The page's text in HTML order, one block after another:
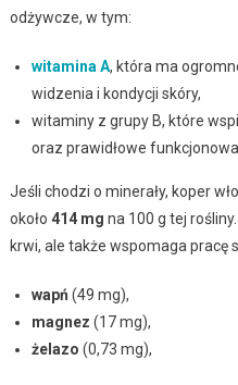
odżywcze, w tym:
witamina A, która ma
widzenia i kondycji skóry,
witaminy z grupy B, które
oraz prawidłowe
Jeśli chodzi o minerały, koper
około 414 mg na 100 g tej
krwi, ale także wspomaga pracę
wapń (49 mg),
magnez (17 mg),
żelazo (0,73 mg),